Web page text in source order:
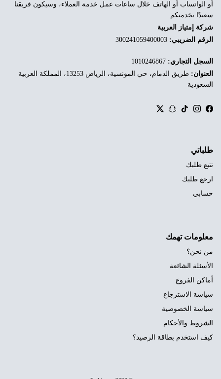
أو الواتساب أو الهاتف خلال ساعات عمل خدمة العملاء، وسيكون فريقنا
سعيدًا بخدمتكم.
شركة إمتياز العربية
الرقم الضريبي:
السجل التجاري:
العنوان:
طريق الدمام، حي المونسية، الرياض 13253، المملكة العربية
السعودية
Facebook
Instagram
TikTok
Snapchat
Twitter
طلباتي
تتبع طلبك
ارجع طلبك
حسابي
معلومات تهمك
من نحن؟
الأسئلة الشائعة
أماكن الفروع
سياسة الاسترجاع
سياسة الخصوصية
الشروط والأحكام
كيف استخدم بطاقة الرصيد؟